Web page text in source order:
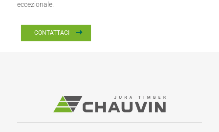
eccezionale.
CONTATTACI